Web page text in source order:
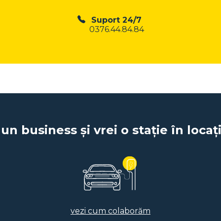
Suport 24/7
0376.44.84.84
business și vrei o stație în
vezi cum colaborăm